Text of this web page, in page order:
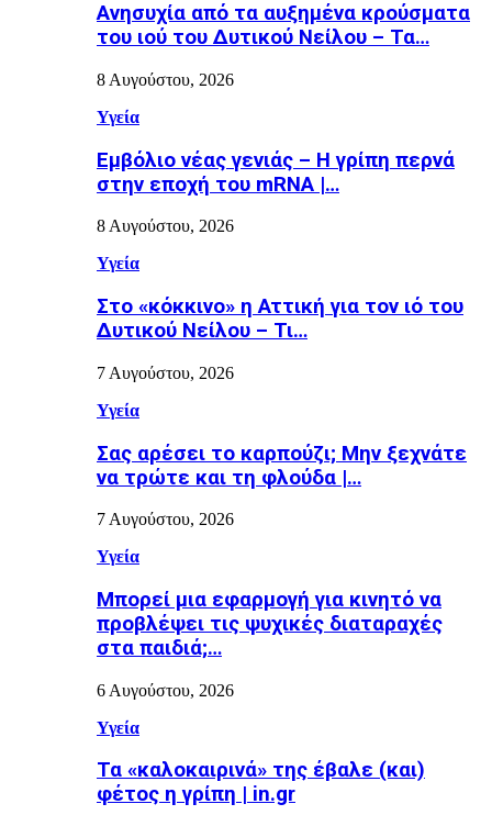
Ανησυχία από τα αυξημένα κρούσματα
του ιού του Δυτικού Νείλου – Τα…
8 Αυγούστου, 2026
Υγεία
Εµβόλιο νέας γενιάς – Η γρίπη περνά
στην εποχή του mRNA |…
8 Αυγούστου, 2026
Υγεία
Στο «κόκκινο» η Αττική για τον ιό του
Δυτικού Νείλου – Τι…
7 Αυγούστου, 2026
Υγεία
Σας αρέσει το καρπούζι; Μην ξεχνάτε
να τρώτε και τη φλούδα |…
7 Αυγούστου, 2026
Υγεία
Μπορεί μια εφαρμογή για κινητό να
προβλέψει τις ψυχικές διαταραχές
στα παιδιά;…
6 Αυγούστου, 2026
Υγεία
Τα «καλοκαιρινά» της έβαλε (και)
φέτος η γρίπη | in.gr